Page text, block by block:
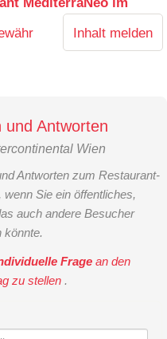
Inhalt melden
und Antworten
Wien
Antworten zum Restaurant-
Sie ein öffentliches,
auch andere Besucher
könnte.
Frage an den
zu stellen .